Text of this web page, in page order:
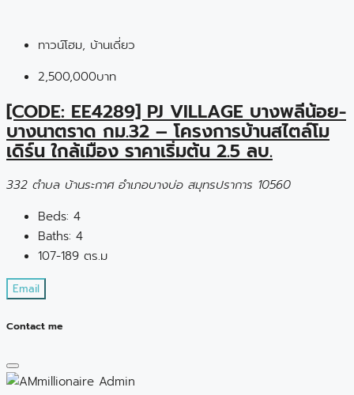
ทาวน์โฮม, บ้านเดี่ยว
2,500,000บาท
[CODE: EE4289] PJ VILLAGE บางพลีน้อย-
บางนาตราด กม.32 – โครงการบ้านสไตล์โม
เดิร์น ใกล้เมือง ราคาเริ่มต้น 2.5 ลบ.
332 ตำบล บ้านระกาศ อำเภอบางบ่อ สมุทรปราการ 10560
Beds: 4
Baths: 4
107-189 ตร.ม
Email
Contact me